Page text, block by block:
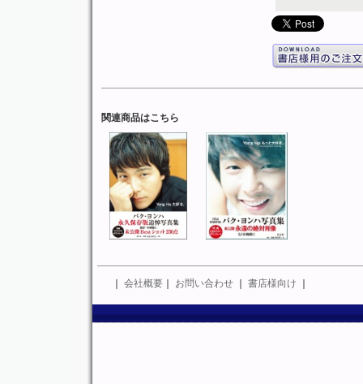
関連商品はこちら
会社概要 お問い合わせ 書店様向け